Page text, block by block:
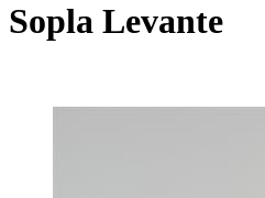
Sopla Levante